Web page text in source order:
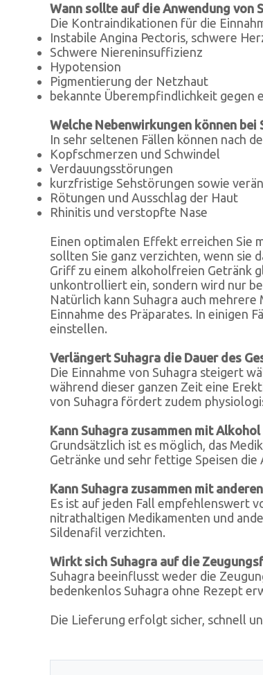
Wann sollte auf die Anwendung von
Die Kontraindikationen für die
Instabile Angina Pectoris, schwere
Schwere Niereninsuffizienz
Hypotension
Pigmentierung der Netzhaut
bekannte Überempfindlichkeit gegen
Welche Nebenwirkungen können bei
In sehr seltenen Fällen können nach
Kopfschmerzen und Schwindel
Verdauungsstörungen
kurzfristige Sehstörungen sowie
Rötungen und Ausschlag der Haut
Rhinitis und verstopfte Nase
Einen optimalen Effekt erreichen Sie
sollten Sie ganz verzichten, wenn sie
Griff zu einem alkoholfreien Getränk
unkontrolliert ein, sondern wird nur
Natürlich kann Suhagra auch
Einnahme des Präparates. In einigen
einstellen.
Verlängert Suhagra die Dauer des
Die Einnahme von Suhagra steigert
während dieser ganzen Zeit eine
von Suhagra fördert zudem
Kann Suhagra zusammen mit
Grundsätzlich ist es möglich, das
Getränke und sehr fettige Speisen
Kann Suhagra zusammen mit
Es ist auf jeden Fall empfehlenswert
nitrathaltigen Medikamenten und
Sildenafil verzichten.
Wirkt sich Suhagra auf die
Suhagra beeinflusst weder die
bedenkenlos Suhagra ohne Rezept
Die Lieferung erfolgt sicher, schnell